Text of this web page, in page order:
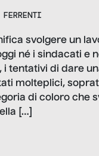
svolgere un
né i sindacati e
i tentativi di dare
molteplici,
di coloro
[…]